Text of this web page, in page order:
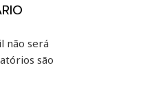
não será
são